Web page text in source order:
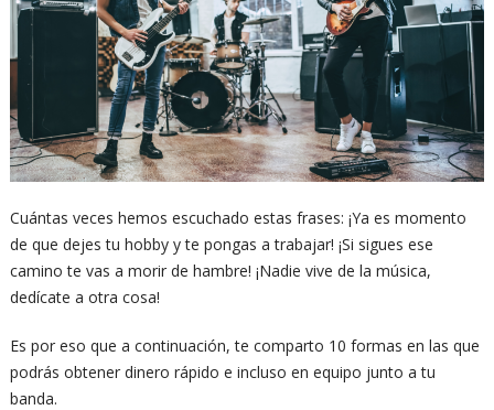
Cuántas veces hemos escuchado estas frases: ¡Ya es momento
de que dejes tu hobby y te pongas a trabajar! ¡Si sigues ese
camino te vas a morir de hambre! ¡Nadie vive de la música,
dedícate a otra cosa!
Es por eso que a continuación, te comparto 10 formas en las que
podrás obtener dinero rápido e incluso en equipo junto a tu
banda.